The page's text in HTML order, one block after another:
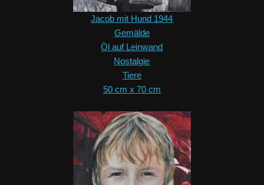
Jacob mit Hund 1944
Gemälde
Öl auf Leinwand
Nostalgie
Tiere
50 cm x 70 cm